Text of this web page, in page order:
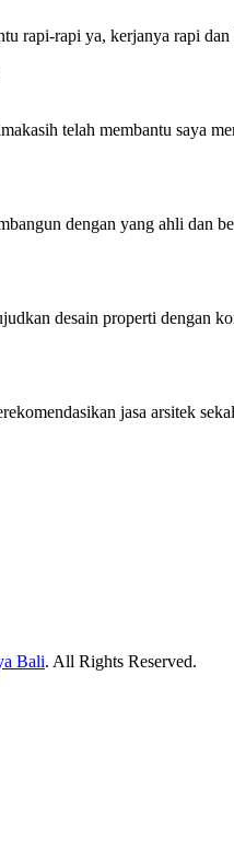
rapi-rapi ya, kerjanya rapi dan
telah membantu saya
dengan yang ahli dan
desain properti dengan
jasa arsitek
Bali. All Rights Reserved.